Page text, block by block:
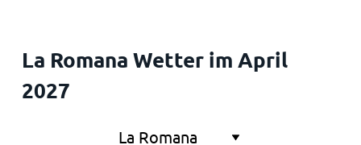
La Romana Wetter im April
2027